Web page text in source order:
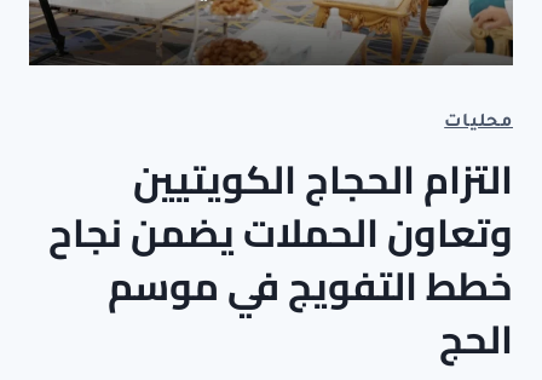
محليات
التزام الحجاج الكويتيين
وتعاون الحملات يضمن نجاح
خطط التفويج في موسم
الحج